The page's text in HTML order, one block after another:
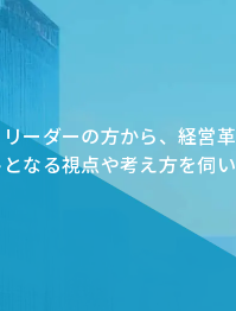
ーダーの方から、経営革
なる視点や考え方を伺い